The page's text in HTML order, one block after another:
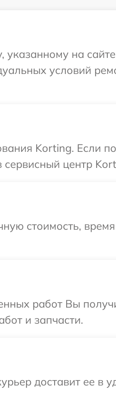
на
условий
Korting. Если
сервисный центр
стоимость,
работ Вы
и запчасти.
доставит ее в